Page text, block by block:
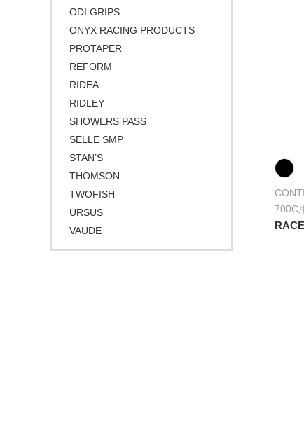
700C
ODI GRIPS
ONYX RACING PRODUCTS
PROTAPER
REFORM
RIDEA
RIDLEY
SHOWERS PASS
SELLE SMP
STAN’S
THOMSON
TWOFISH
URSUS
VAUDE